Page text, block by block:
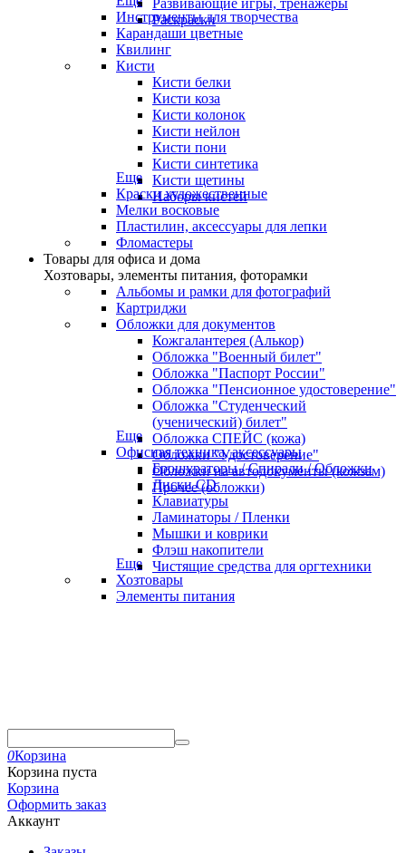
Развивающие игры, тренажеры
Раскраски
Инструменты для творчества
Карандаши цветные
Квилинг
Кисти
Кисти белки
Кисти коза
Кисти колонок
Кисти нейлон
Кисти пони
Кисти синтетика
Кисти щетины
Наборы кистей
Еще
Краски художественные
Мелки восковые
Пластилин, аксессуары для лепки
Фломастеры
Товары для офиса и дома
Хозтовары, элементы питания, фоторамки
Альбомы и рамки для фотографий
Картриджи
Обложки для документов
Кожгалантерея (Алькор)
Обложка "Военный билет"
Обложка "Паспорт России"
Обложка "Пенсионное удостоверение"
Обложка "Студенческий
(ученический) билет"
Обложка СПЕЙС (кожа)
Обложки "Удостоверение"
Обложки на автодокументы (кожзам)
Прочее (обложки)
Еще
Офисная техника, аксессуары
Брошураторы / Спирали / Обложки
Диски CD
Клавиатуры
Ламинаторы / Пленки
Мышки и коврики
Флэш накопители
Чистящие средства для оргтехники
Еще
Хозтовары
Элементы питания
0Корзина
Корзина пуста
Корзина
Оформить заказ
Аккаунт